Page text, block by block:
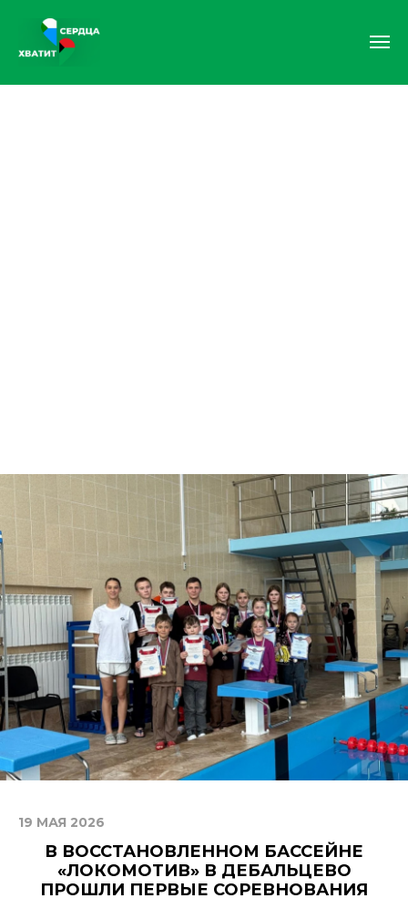
19 МАЯ 2026
В ВОССТАНОВЛЕННОМ БАССЕЙНЕ
«ЛОКОМОТИВ» В ДЕБАЛЬЦЕВО
ПРОШЛИ ПЕРВЫЕ СОРЕВНОВАНИЯ